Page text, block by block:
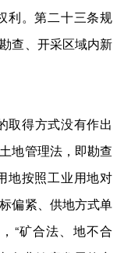
利。第二十三条规
查、开采区域内新
取得方式没有作出
地管理法，即勘查
地按照工业用地对
偏紧、供地方式单
“矿合法、地不合